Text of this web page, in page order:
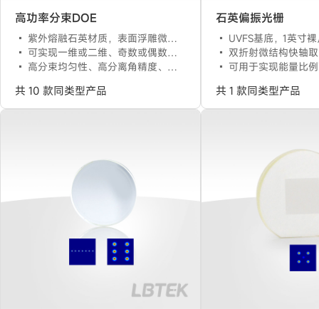
高功率分束DOE
紫外熔融石英材质，表面浮雕微结构
可实现一维或二维、奇数或偶数的均匀分束
高分束均匀性、高分离角精度、高损伤阈值
共 10 款同类型产品
石英偏振光栅
UVFS基底，1英寸
双折射微结构快轴取向沿x方
可用于实现能量比例可调的二分
共 1 款同类型产品